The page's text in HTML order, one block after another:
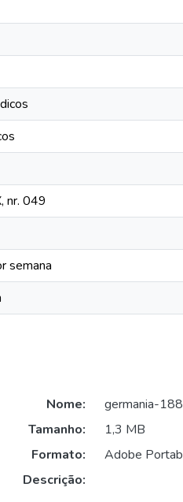
nr. 049
semana
Nome:
germania-
Tamanho:
1,3 MB
Formato:
Adobe
Descrição: